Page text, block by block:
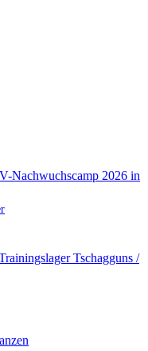
Nachwuchscamp 2026 in
Tschagguns /